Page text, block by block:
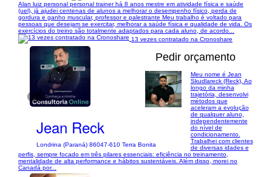
Alan luiz personal personal trainer há 8 anos mestre em atividade física e saúde
(uel), já ajudei centenas de alunos a melhorar o desempenho físico, perda de
gordura e ganho muscular, professor e palestrante Meu trabalho é voltado para
pessoas que desejam se exercitar, melhorar a saúde física e qualidade de vida. Os
exercícios do treino são totalmente adaptados para cada aluno, de acordo...
13 vezes contratado na Cronoshare
Pedir orçamento
Jean Reck
Londrina (Paraná) 86047-610 Terra Bonita
Meu nome é Jean
Skudlareck (Reck), Ao
longo da minha
trajetória, desenvolvi
métodos que
aceleram a evolução
de qualquer aluno,
independentemente
do nível de
condicionamento.
Trabalhei com clientes
de diversas idades e
perfis, sempre focado em três pilares essenciais: eficiência no treinamento,
mentalidade de alta performance e hábitos sustentáveis. Além disso, morei no
Canadá por...